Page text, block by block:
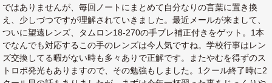
ではありませんが、毎回ノートにまとめて自分なりの言葉に置き換
え、少しづつですが理解されていきました。最近メールが来まして、
ついに望遠レンズ、タムロン18-270の手ブレ補正付きをゲット。1本
でなんでも対応するこの手のレンズは今人気ですね。学校行事はレン
ズ交換してる暇がない時も多々ありで正解です。またやむを得ずのス
トロボ発光もありますので、その勉強もしました。1クール終了時に2